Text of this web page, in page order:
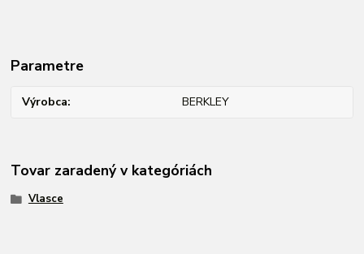
Parametre
Výrobca BERKLEY
Tovar zaradený v kategóriách
Vlasce